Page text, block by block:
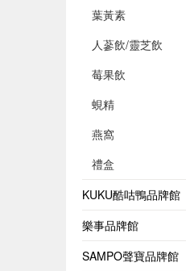
葉黃素
人蔘飲/靈芝飲
莓果飲
蜆精
燕窩
禮盒
KUKU酷咕鴨品牌館
樂事品牌館
SAMPO聲寶品牌館